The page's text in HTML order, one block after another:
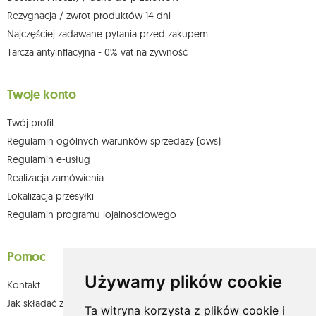
Używamy plików cookie
Ta witryna korzysta z plików cookie i
Więcej informacji: www.mouton.pl/ODO
Rezygnacja / zwrot produktów 14 dni
Najczęściej zadawane pytania przed zakupem
Tarcza antyinflacyjna - 0% vat na żywność
Twoje konto
Twój profil
Regulamin ogólnych warunków sprzedaży (ows)
Regulamin e-usług
Realizacja zamówienia
Lokalizacja przesyłki
Regulamin programu lojalnościowego
Pomoc
Kontakt
Jak składać zamówienia w sklepie olium.pl?